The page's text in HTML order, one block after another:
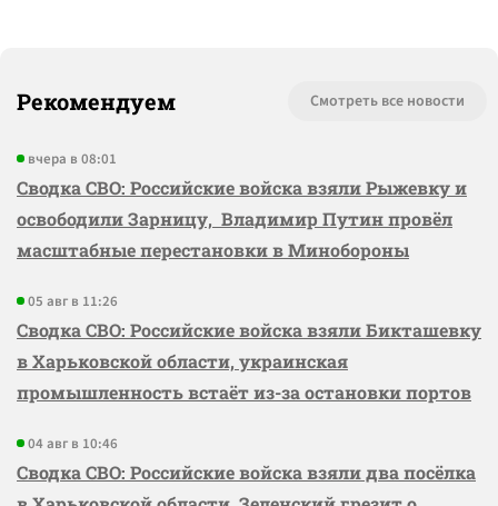
Рекомендуем Смотреть все новости
вчера в 08:01
Сводка СВО: Российские войска взяли Рыжевку и
освободили Зарницу, Владимир Путин провёл
масштабные перестановки в Минобороны
05 авг в 11:26
Сводка СВО: Российские войска взяли Бикташевку
в Харьковской области, украинская
промышленность встаёт из-за остановки портов
04 авг в 10:46
Сводка СВО: Российские войска взяли два посёлка